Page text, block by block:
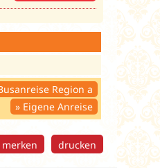
Region a
Eigene Anreise
drucken
merken